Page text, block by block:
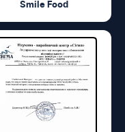
Smile Food